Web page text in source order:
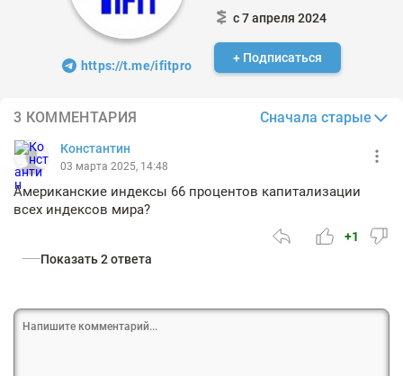
https://t.me/ifitpro
с 7 апреля 2024
+ Подписаться
3 КОММЕНТАРИЯ Сначала старые
Константин
03 марта 2025, 14:48
Американские индексы 66 процентов капитализации
всех индексов мира?
+1
Показать 2 ответа